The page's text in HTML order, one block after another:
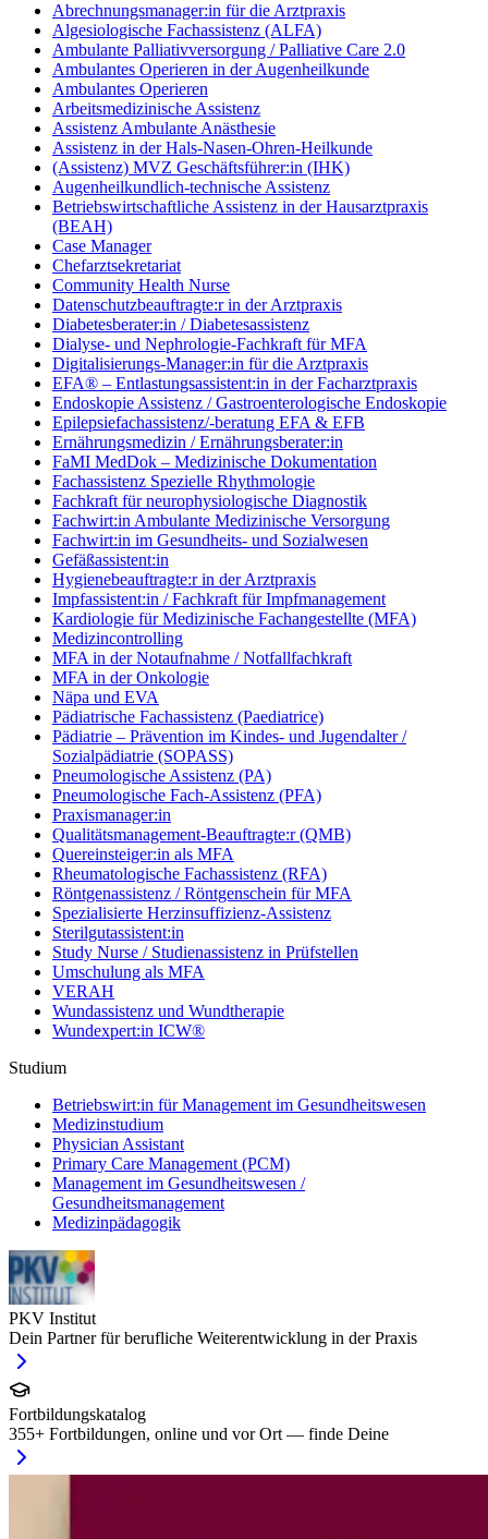
Abrechnungsmanager:in für die Arztpraxis
Algesiologische Fachassistenz (ALFA)
Ambulante Palliativversorgung / Palliative Care 2.0
Ambulantes Operieren in der Augenheilkunde
Ambulantes Operieren
Arbeitsmedizinische Assistenz
Assistenz Ambulante Anästhesie
Assistenz in der Hals-Nasen-Ohren-Heilkunde
(Assistenz) MVZ Geschäftsführer:in (IHK)
Augenheilkundlich-technische Assistenz
Betriebswirtschaftliche Assistenz in der Hausarztpraxis
(BEAH)
Case Manager
Chefarztsekretariat
Community Health Nurse
Datenschutzbeauftragte:r in der Arztpraxis
Diabetesberater:in / Diabetesassistenz
Dialyse- und Nephrologie-Fachkraft für MFA
Digitalisierungs-Manager:in für die Arztpraxis
EFA® – Entlastungsassistent:in in der Facharztpraxis
Endoskopie Assistenz / Gastroenterologische Endoskopie
Epilepsiefachassistenz/-beratung EFA & EFB
Ernährungsmedizin / Ernährungsberater:in
FaMI MedDok – Medizinische Dokumentation
Fachassistenz Spezielle Rhythmologie
Fachkraft für neurophysiologische Diagnostik
Fachwirt:in Ambulante Medizinische Versorgung
Fachwirt:in im Gesundheits- und Sozialwesen
Gefäßassistent:in
Hygienebeauftragte:r in der Arztpraxis
Impfassistent:in / Fachkraft für Impfmanagement
Kardiologie für Medizinische Fachangestellte (MFA)
Medizincontrolling
MFA in der Notaufnahme / Notfallfachkraft
MFA in der Onkologie
Näpa und EVA
Pädiatrische Fachassistenz (Paediatrice)
Pädiatrie – Prävention im Kindes- und Jugendalter /
Sozialpädiatrie (SOPASS)
Pneumologische Assistenz (PA)
Pneumologische Fach-Assistenz (PFA)
Praxismanager:in
Qualitätsmanagement-Beauftragte:r (QMB)
Quereinsteiger:in als MFA
Rheumatologische Fachassistenz (RFA)
Röntgenassistenz / Röntgenschein für MFA
Spezialisierte Herzinsuffizienz-Assistenz
Sterilgutassistent:in
Study Nurse / Studienassistenz in Prüfstellen
Umschulung als MFA
VERAH
Wundassistenz und Wundtherapie
Wundexpert:in ICW®
Studium
Betriebswirt:in für Management im Gesundheitswesen
Medizinstudium
Physician Assistant
Primary Care Management (PCM)
Management im Gesundheitswesen /
Gesundheitsmanagement
Medizinpädagogik
PKV Institut
Dein Partner für berufliche Weiterentwicklung in der Praxis
Fortbildungskatalog
355+ Fortbildungen, online und vor Ort — finde Deine